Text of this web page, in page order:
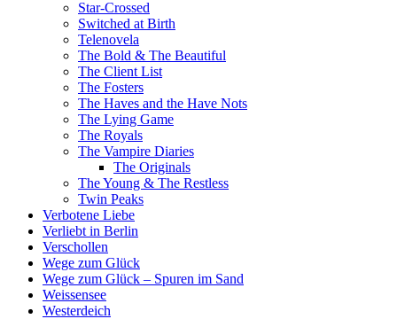
Star-Crossed
Switched at Birth
Telenovela
The Bold & The Beautiful
The Client List
The Fosters
The Haves and the Have Nots
The Lying Game
The Royals
The Vampire Diaries
The Originals
The Young & The Restless
Twin Peaks
Verbotene Liebe
Verliebt in Berlin
Verschollen
Wege zum Glück
Wege zum Glück – Spuren im Sand
Weissensee
Westerdeich